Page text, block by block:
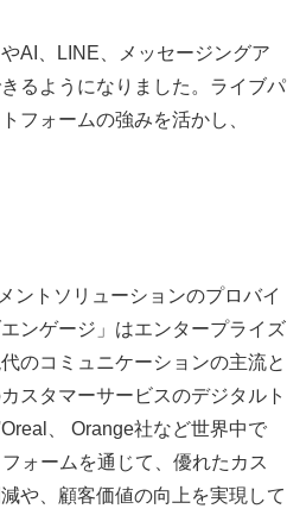
AI、LINE、メッセージングア
るようになりました。ライブパ
フォームの強みを活かし、
ントソリューションのプロバイ
ンゲージ」はエンタープライズ
のコミュニケーションの主流と
スタマーサービスのデジタルト
、 Orange社など世界中で
ォームを通じて、優れたカス
や、顧客価値の向上を実現して